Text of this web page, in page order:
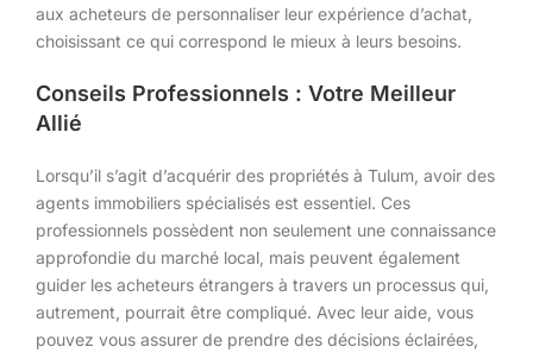
aux acheteurs de personnaliser leur expérience d’achat,
choisissant ce qui correspond le mieux à leurs besoins.
Conseils Professionnels : Votre Meilleur
Allié
Lorsqu’il s’agit d’acquérir des propriétés à Tulum, avoir des
agents immobiliers spécialisés est essentiel. Ces
professionnels possèdent non seulement une connaissance
approfondie du marché local, mais peuvent également
guider les acheteurs étrangers à travers un processus qui,
autrement, pourrait être compliqué. Avec leur aide, vous
pouvez vous assurer de prendre des décisions éclairées,